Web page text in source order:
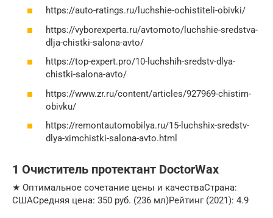
https://auto-ratings.ru/luchshie-ochistiteli-obivki/
https://vyborexperta.ru/avtomoto/luchshie-sredstva-
dlja-chistki-salona-avto/
https://top-expert.pro/10-luchshih-sredstv-dlya-
chistki-salona-avto/
https://www.zr.ru/content/articles/927969-chistim-
obivku/
https://remontautomobilya.ru/15-luchshix-sredstv-
dlya-ximchistki-salona-avto.html
1 Очиститель протектант DoctorWax
★ Оптимальное сочетание цены и качестваСтрана:
СШАСредняя цена: 350 руб. (236 мл)Рейтинг (2021): 4.9